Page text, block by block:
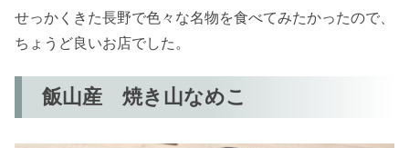
せっかくきた長野で色々な名物を食べてみたかったので、
ちょうど良いお店でした。
飯山産 焼き山なめこ